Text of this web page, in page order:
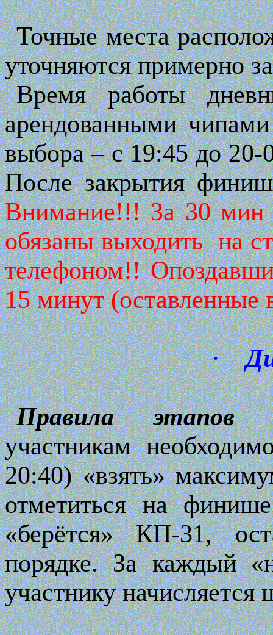
Точные места
уточняются примерно
Время работы
арендованными
выбора – с 19:45 до
После закрытия
Внимание!!! За 30 мин
обязаны выходить на
телефоном!!
15 минут
·
Правила
участникам
20:40) «взять»
отметиться на
«берётся» КП-31,
порядке. За каждый
участнику